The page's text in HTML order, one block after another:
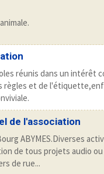
réunis dans un intérêt
règles et de
de l'association
ABYMES.Diverses
de tous projets audio ou
de rue...